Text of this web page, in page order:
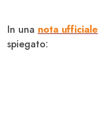
In una nota ufficiale
spiegato: